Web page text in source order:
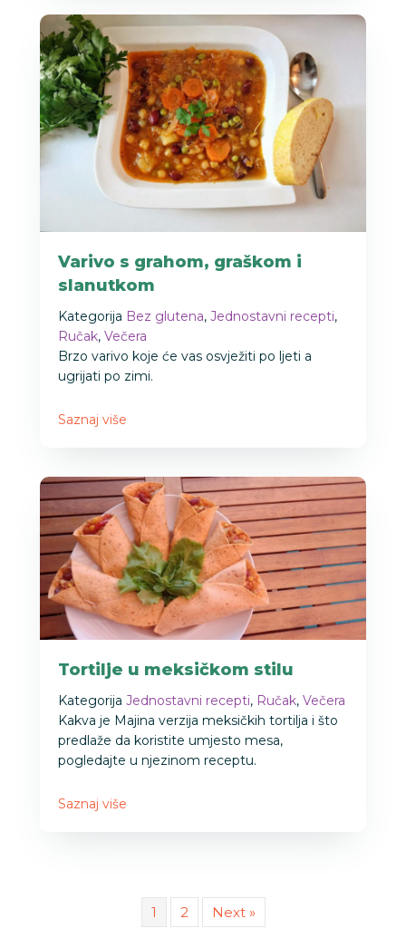
Varivo s grahom, graškom i
slanutkom
Kategorija Bez glutena, Jednostavni recepti,
Ručak, Večera
Brzo varivo koje će vas osvježiti po ljeti a
ugrijati po zimi.
Saznaj više
Tortilje u meksičkom stilu
Kategorija Jednostavni recepti, Ručak, Večera
Kakva je Majina verzija meksičkih tortilja i što
predlaže da koristite umjesto mesa,
pogledajte u njezinom receptu.
Saznaj više
1 2 Next »